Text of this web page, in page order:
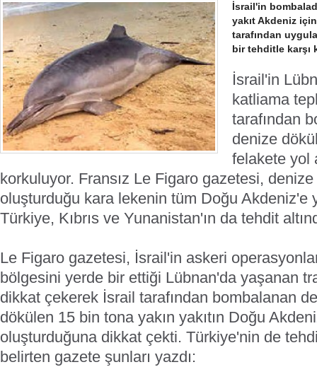
İsrail'in
yakıt Akdeniz
tarafından
bir tehditle karşı
İsrail'in
katliama
tarafından
denize
felakete yol
korkuluyor. Fransız Le Figaro gazetesi, denize
oluşturduğu kara lekenin tüm Doğu Akdeniz'e
Türkiye, Kıbrıs ve Yunanistan'ın da tehdit
Le Figaro gazetesi, İsrail'in askeri
bölgesini yerde bir ettiği Lübnan'da yaşanan
dikkat çekerek İsrail tarafından bombalanan
dökülen 15 bin tona yakın yakıtın Doğu
oluşturduğuna dikkat çekti. Türkiye'nin de
belirten gazete şunları yazdı: